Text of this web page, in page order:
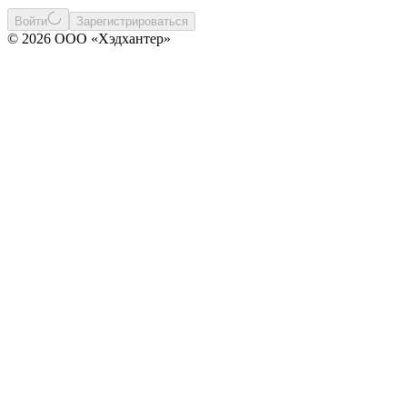
Войти Зарегистрироваться
© 2026 ООО «Хэдхантер»